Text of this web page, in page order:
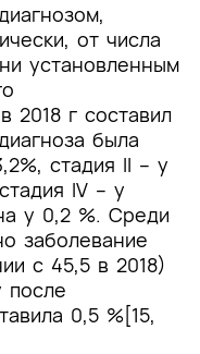
от числа
установленным
2018 г составил
была
стадия II – у
IV – у
у 0,2 %. Среди
заболевание
с 45,5 в 2018)
после
0,5 %[15,